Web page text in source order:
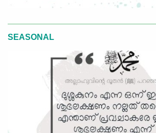
SEASONAL